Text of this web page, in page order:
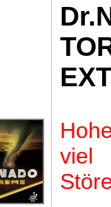
viel